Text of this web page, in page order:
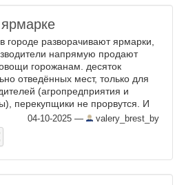
городе разворачивают ярмарки,
напрямую продают
горожанам. десяток
отведённых мест, только для
(агропредприятия и
перекупщики не прорвутся. И
цены были сегодня на одной из
ко мне точек: ...
04-10-2025 — valery_brest_by